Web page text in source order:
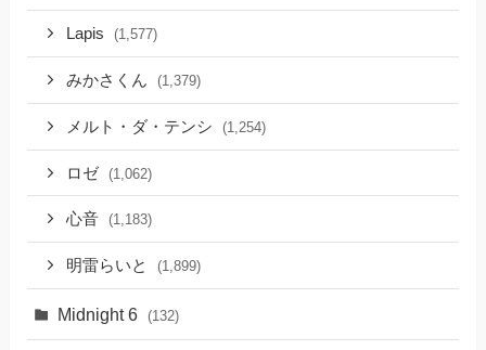
Lapis (1,577)
みかさくん (1,379)
メルト・ダ・テンシ (1,254)
ロゼ (1,062)
心音 (1,183)
明雷らいと (1,899)
Midnight 6 (132)